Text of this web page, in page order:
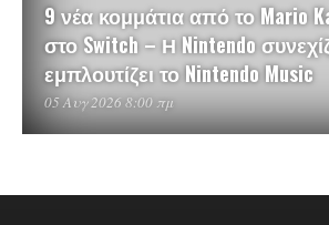
9 νέα κομμάτια από το Mario
στο Switch – Η Nintendo
εμπλουτίζει το Nintendo Music
05 Αυγ 2026 8:00 πμ